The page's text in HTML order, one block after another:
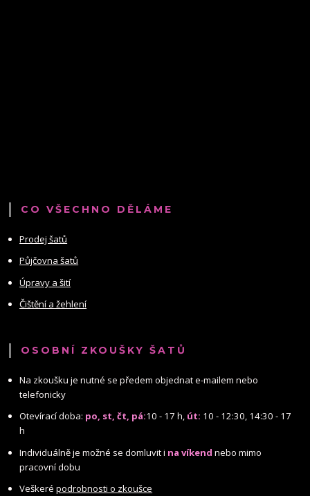
CO VŠECHNO DĚLÁME
Prodej šatů
Půjčovna šatů
Úpravy a šití
Čištění a žehlení
OSOBNÍ ZKOUŠKY ŠATŮ
Na zkoušku je nutné se předem objednat e-mailem nebo
telefonicky
Otevírací doba: po, st, čt, pá:10 - 17 h, út: 10 - 12:30, 14:30 - 17
h
Individuálně je možné se domluvit i na víkend nebo mimo
pracovní dobu
Veškerépodrobnosti o zkoušce